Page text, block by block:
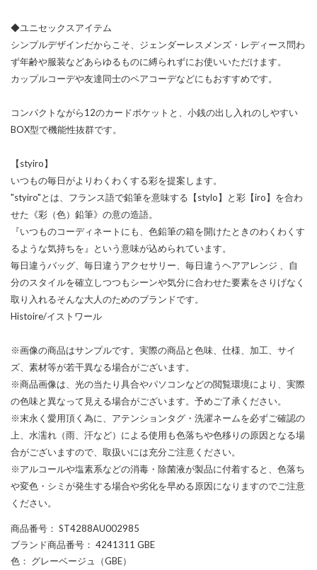
◆ユニセックスアイテム
シンプルデザインだからこそ、ジェンダーレスメンズ・レディース問わ
ず年齢や服装などあらゆるものに縛られずにお使いいただけます。
カップルコーデや友達同士のペアコーデなどにもおすすめです。
コンパクトながら12のカードポケットと、小銭の出し入れのしやすい
BOX型で機能性抜群です。
【styiro】
いつもの毎日がよりわくわくする彩を提案します。
"styiro"とは、フランス語で鉛筆を意味する【stylo】と彩【iro】を合わ
せた《彩（色）鉛筆》の意の造語。
『いつものコーディネートにも、色鉛筆の箱を開けたときのわくわくす
るような気持ちを』という意味が込められています。
毎日違うバッグ、毎日違うアクセサリー、毎日違うヘアアレンジ 、自
分のスタイルを確立しつつもシーンや気分に合わせた要素をさりげなく
取り入れるそんな大人のためのブランドです。
Histoire/イストワール
※画像の商品はサンプルです。実際の商品と色味、仕様、加工、サイ
ズ、素材等が若干異なる場合がございます。
※商品画像は、光の当たり具合やパソコンなどの閲覧環境により、実際
の色味と異なって見える場合がございます。予めご了承ください。
※末永く愛用頂く為に、アテンションタグ・洗濯ネームを必ずご確認の
上、水濡れ（雨、汗など）による使用も色落ちや色移りの原因となる場
合がございますので、取扱いには充分ご注意ください。
※アルコールや塩素系などの消毒・除菌液が製品に付着すると、色落ち
や変色・シミが発生する場合や劣化を早める原因になりますのでご注意
ください。
商品番号 ： ST4288AU002985
ブランド商品番号 ： 4241311 GBE
色 ： グレーベージュ（GBE）